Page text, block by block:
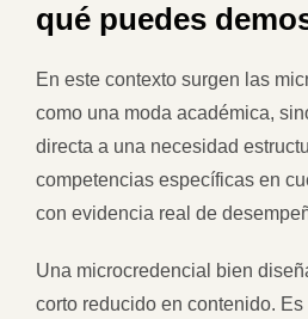
qué puedes
En este contexto surgen las
como una moda académica,
directa a una necesidad
competencias específicas en
con evidencia real de
Una microcredencial bien
corto reducido en contenido.